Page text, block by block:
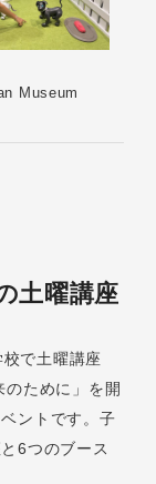
Museum
土曜講座
で土曜講座
のために」を開
ントです。子
6つのブース